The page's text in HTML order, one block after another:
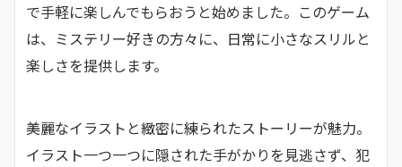
で手軽に楽しんでもらおうと始めました。このゲーム
は、ミステリー好きの方々に、日常に小さなスリルと
楽しさを提供します。
美麗なイラストと緻密に練られたストーリーが魅力。
イラスト一つ一つに隠された手がかりを見逃さず、犯